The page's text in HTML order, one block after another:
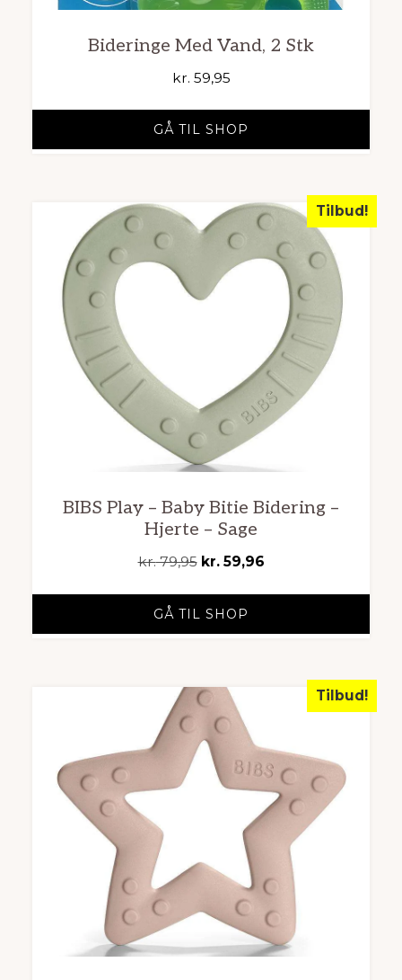
Bideringe Med Vand, 2 Stk
kr. 59,95
GÅ TIL SHOP
Tilbud!
BIBS Play – Baby Bitie Bidering –
Hjerte – Sage
kr.79,95 Den
pris
var:
kr.59,96Den
er:
GÅ TIL SHOP
Tilbud!